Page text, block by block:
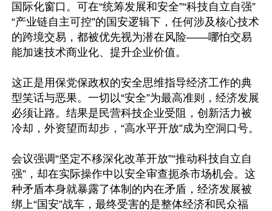
国际化窗口。可在“统筹发展和安全”“科技自立自强”
“产业链自主可控”的国安逻辑下，任何涉及核心技术
的跨境交易，都被优先视为潜在风险——哪怕交易
能加速技术商业化、提升企业价值。
这正是用保党保政权的安全思维指导经济工作的典
型笑话与恶果。一切以“安全”为最高准则，经济发展
必须让路。结果是民营科技企业受阻，创新活力被
冷却，外资望而却步，“高水平开放”成为空洞口号。
会议强调“坚定不移深化改革开放”“推动科技自立自
强”，却在实际操作中以安全审查扼杀市场机会。这
种矛盾本身就暴露了体制的内在矛盾，经济发展被
绑上“国安”战车，最终受害的是整体经济和民众福